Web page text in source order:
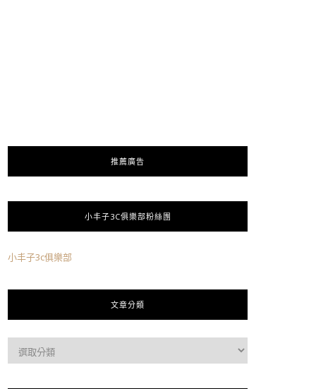
推薦廣告
小丰子3C俱樂部粉絲團
小丰子3c俱樂部
文章分類